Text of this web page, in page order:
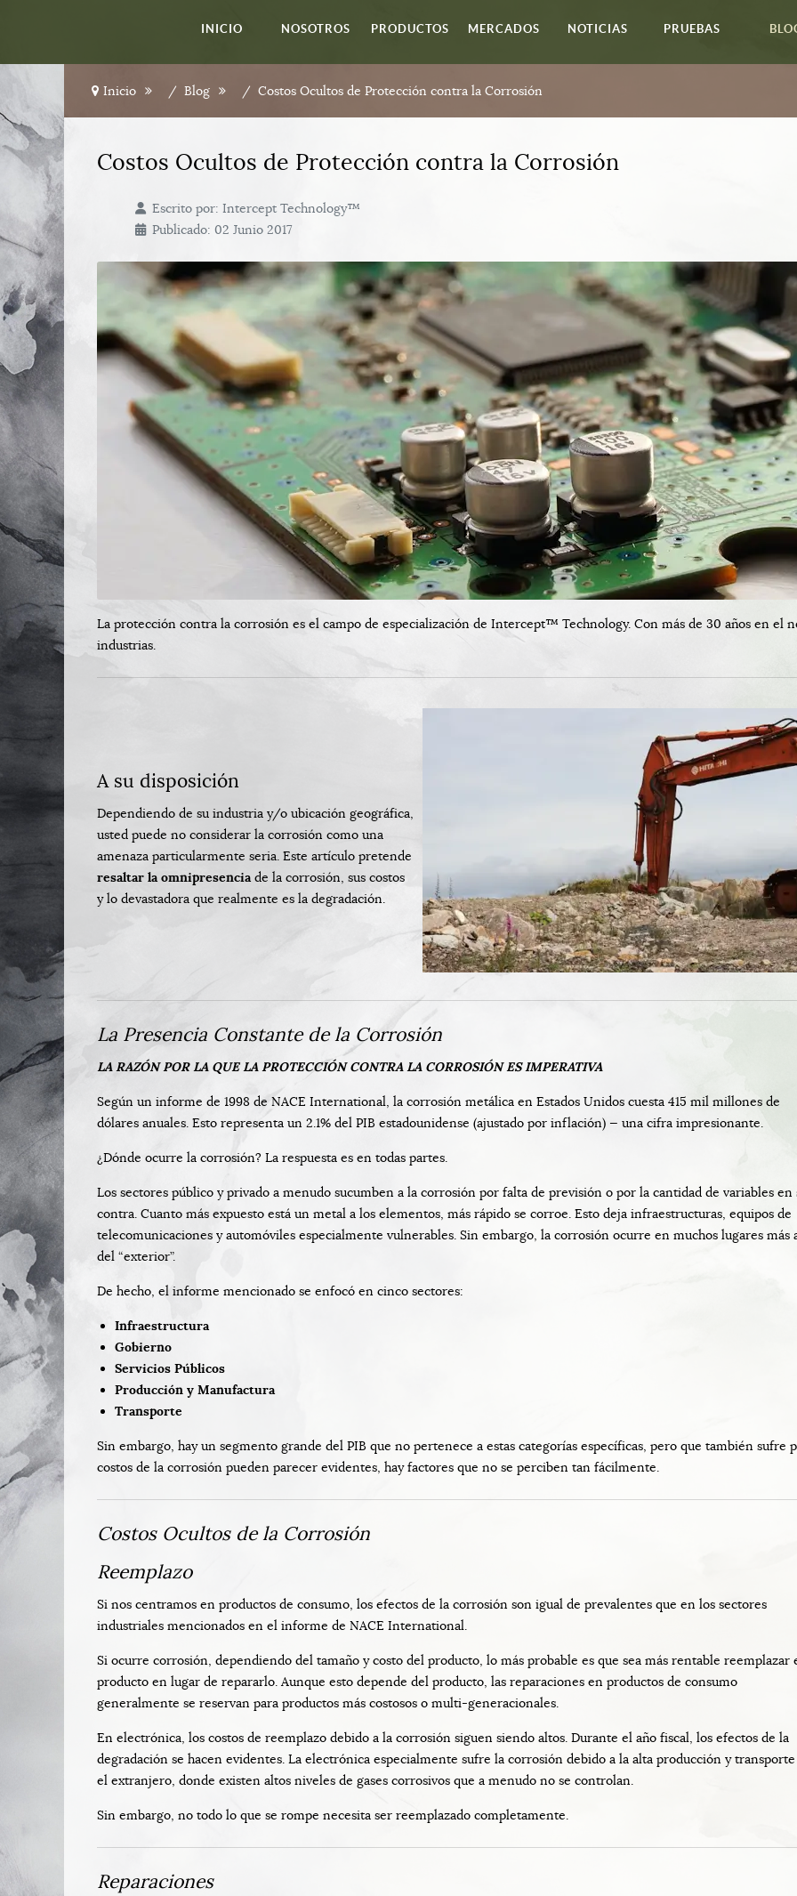
INICIO NOSOTROS PRODUCTOS MERCADOS NOTICIAS PRUEBAS
Inicio Blog Costos Ocultos de Protección contra la Corrosión
Costos Ocultos de Protección contra la Corrosión
Escrito por: Intercept Technology™
Publicado: 02 Junio 2017
La protección contra la corrosión es el campo de especialización de Intercept™ Technology. Con más de 30 años en el
industrias.
A su disposición
Dependiendo de su industria y/o ubicación geográfica,
usted puede no considerar la corrosión como una
amenaza particularmente seria. Este artículo pretende
resaltar la omnipresenciade la corrosión, sus costos
y lo devastadora que realmente es la degradación.
La Presencia Constante de la Corrosión
LA RAZÓN POR LA QUE LA PROTECCIÓN CONTRA LA CORROSIÓN ES IMPERATIVA
Según un informe de 1998 de NACE International, la corrosión metálica en Estados Unidos cuesta 415 mil millones de
dólares anuales. Esto representa un 2.1% del PIB estadounidense (ajustado por inflación) — una cifra impresionante.
¿Dónde ocurre la corrosión? La respuesta es en todas partes.
Los sectores público y privado a menudo sucumben a la corrosión por falta de previsión o por la cantidad de variables en
contra. Cuanto más expuesto está un metal a los elementos, más rápido se corroe. Esto deja infraestructuras, equipos de
telecomunicaciones y automóviles especialmente vulnerables. Sin embargo, la corrosión ocurre en muchos lugares más
del “exterior”.
De hecho, el informe mencionado se enfocó en cinco sectores:
Infraestructura
Gobierno
Servicios Públicos
Producción y Manufactura
Transporte
Sin embargo, hay un segmento grande del PIB que no pertenece a estas categorías específicas, pero que también sufre
costos de la corrosión pueden parecer evidentes, hay factores que no se perciben tan fácilmente.
Costos Ocultos de la Corrosión
Reemplazo
Si nos centramos en productos de consumo, los efectos de la corrosión son igual de prevalentes que en los sectores
industriales mencionados en el informe de NACE International.
Si ocurre corrosión, dependiendo del tamaño y costo del producto, lo más probable es que sea más rentable reemplazar
producto en lugar de repararlo. Aunque esto depende del producto, las reparaciones en productos de consumo
generalmente se reservan para productos más costosos o multi-generacionales.
En electrónica, los costos de reemplazo debido a la corrosión siguen siendo altos. Durante el año fiscal, los efectos de la
degradación se hacen evidentes. La electrónica especialmente sufre la corrosión debido a la alta producción y
el extranjero, donde existen altos niveles de gases corrosivos que a menudo no se controlan.
Sin embargo, no todo lo que se rompe necesita ser reemplazado completamente.
Reparaciones